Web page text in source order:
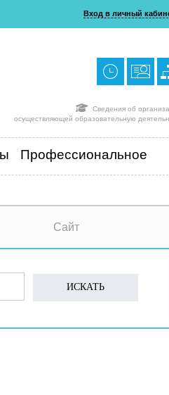
Вход в личный
Сведения об
осуществляющей образовательную
Профессиональное
Сайт